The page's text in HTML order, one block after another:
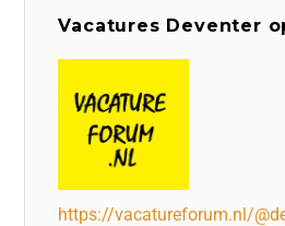
Vacatures Deventer
https://vacatureforum.nl/